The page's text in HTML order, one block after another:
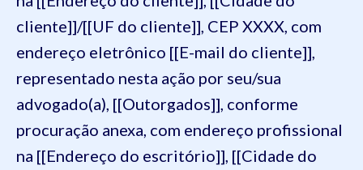
cliente]]/[[UF do cliente]], CEP XXXX, com
endereço eletrônico [[E-mail do cliente]],
representado nesta ação por seu/sua
advogado(a), [[Outorgados]], conforme
procuração anexa, com endereço profissional
na [[Endereço do escritório]], [[Cidade do